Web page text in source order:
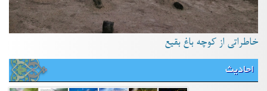
خاطراتی از کوچه باغ بقیع
احادیث